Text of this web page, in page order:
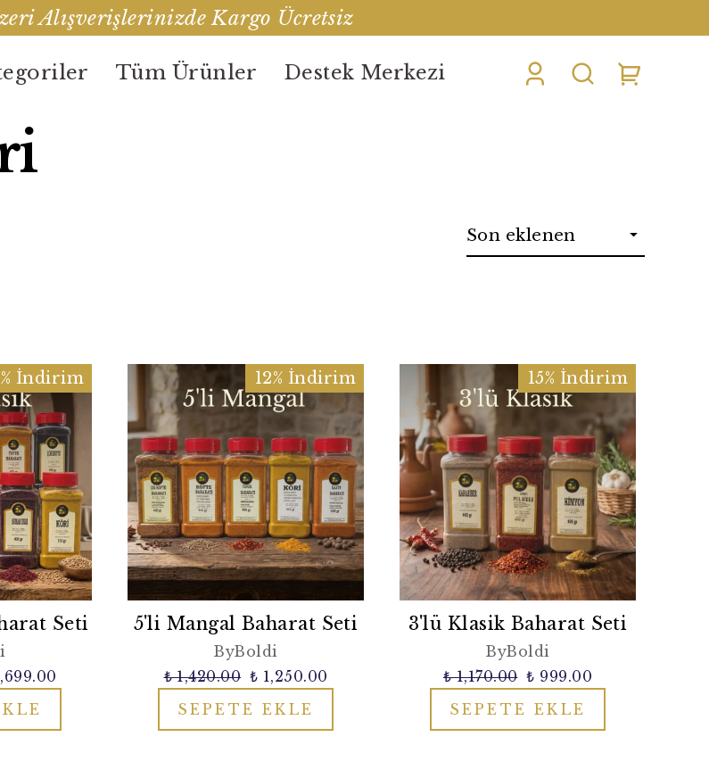
Alışverişlerinizde Kargo Ücretsiz
Tüm Ürünler Destek Merkezi
İndirim
Seti
12% İndirim
5'li Mangal Baharat Seti
ByBoldi
₺ 1,420.00 ₺ 1,250.00
SEPETE EKLE
15% İndirim
3'lü Klasik Baharat Seti
ByBoldi
₺ 1,170.00 ₺ 999.00
SEPETE EKLE